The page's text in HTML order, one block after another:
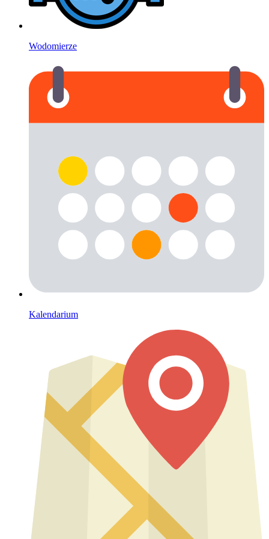
Wodomierze
Kalendarium